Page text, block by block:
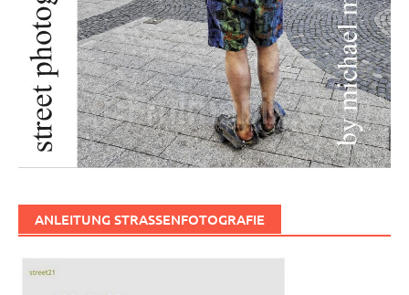
ANLEITUNG STRASSENFOTOGRAFIE